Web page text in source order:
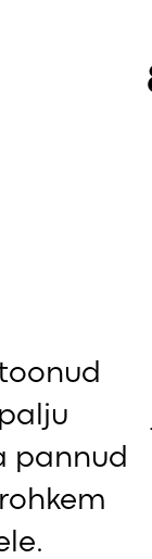
pannud